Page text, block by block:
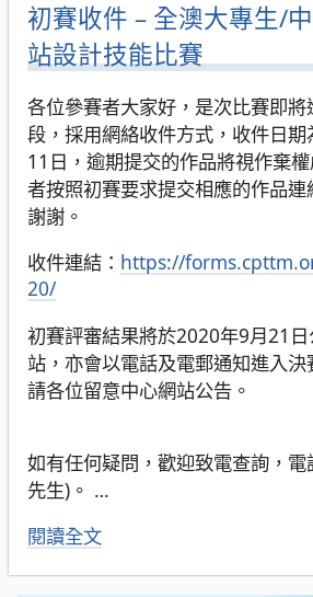
初賽收件 – 全澳大專生/
站設計技能比賽
各位參賽者大家好，是次比賽即
段，採用網絡收件方式，收件日
11日，逾期提交的作品將視作棄
者按照初賽要求提交相應的作品連
謝謝。
收件連結： https://
20/
初賽評審結果將於2020年9月21
站，亦會以電話及電郵通知進入
請各位留意中心網站公告。
如有任何疑問，歡迎致電查詢，
先生)。 …
閱讀全文